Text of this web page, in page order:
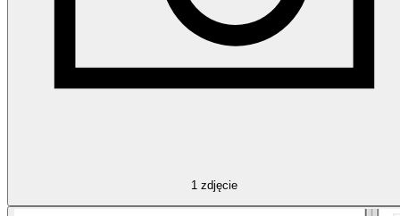
1 zdjęcie